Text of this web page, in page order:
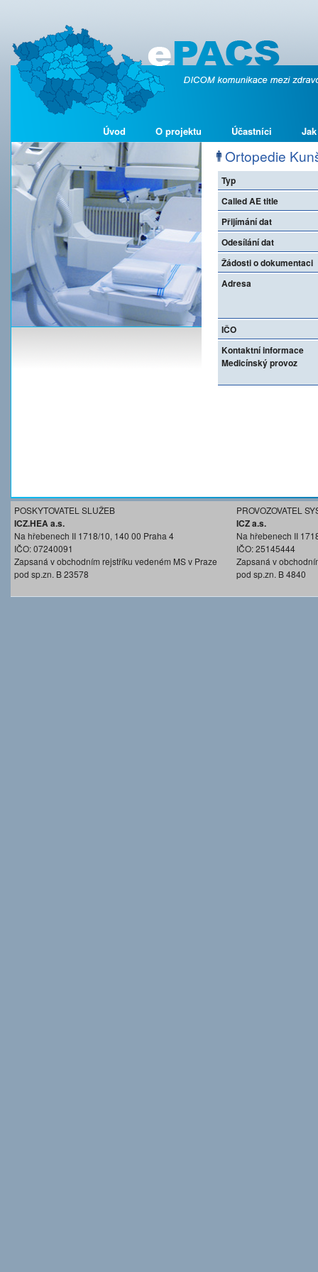
Úvod O projektu Účastníci
Ortopedie
Typ
Called AE title
Přijímání dat
Odesílání dat
Žádosti o dokumentaci
Adresa
IČO
Kontaktní informace
Medicínský provoz
POSKYTOVATEL SLUŽEB
ICZ.HEA a.s.
Na hřebenech II 1718/10, 140 00 Praha 4
IČO: 07240091
Zapsaná v obchodním rejstříku vedeném MS v Praze
pod sp.zn. B 23578
PROVOZOVATEL
ICZ a.s.
Na hřebenech II
IČO: 25145444
Zapsaná v
pod sp.zn. B 4840